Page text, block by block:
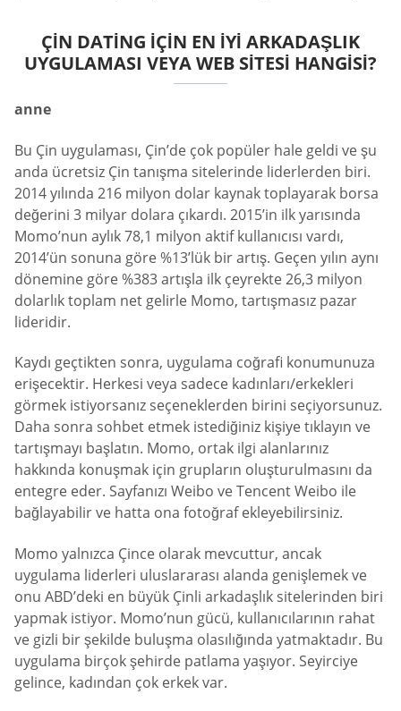
ÇIN DATING IÇIN EN İYI ARKADAŞLIK
UYGULAMASI VEYA WEB SITESI HANGISI?
anne
Bu Çin uygulaması, Çin’de çok popüler hale geldi ve şu
anda ücretsiz Çin tanışma sitelerinde liderlerden biri.
2014 yılında 216 milyon dolar kaynak toplayarak borsa
değerini 3 milyar dolara çıkardı. 2015’in ilk yarısında
Momo’nun aylık 78,1 milyon aktif kullanıcısı vardı,
2014’ün sonuna göre %13’lük bir artış. Geçen yılın aynı
dönemine göre %383 artışla ilk çeyrekte 26,3 milyon
dolarlık toplam net gelirle Momo, tartışmasız pazar
lideridir.
Kaydı geçtikten sonra, uygulama coğrafi konumunuza
erişecektir. Herkesi veya sadece kadınları/erkekleri
görmek istiyorsanız seçeneklerden birini seçiyorsunuz.
Daha sonra sohbet etmek istediğiniz kişiye tıklayın ve
tartışmayı başlatın. Momo, ortak ilgi alanlarınız
hakkında konuşmak için grupların oluşturulmasını da
entegre eder. Sayfanızı Weibo ve Tencent Weibo ile
bağlayabilir ve hatta ona fotoğraf ekleyebilirsiniz.
Momo yalnızca Çince olarak mevcuttur, ancak
uygulama liderleri uluslararası alanda genişlemek ve
onu ABD’deki en büyük Çinli arkadaşlık sitelerinden biri
yapmak istiyor. Momo’nun gücü, kullanıcılarının rahat
ve gizli bir şekilde buluşma olasılığında yatmaktadır. Bu
uygulama birçok şehirde patlama yaşıyor. Seyirciye
gelince, kadından çok erkek var.